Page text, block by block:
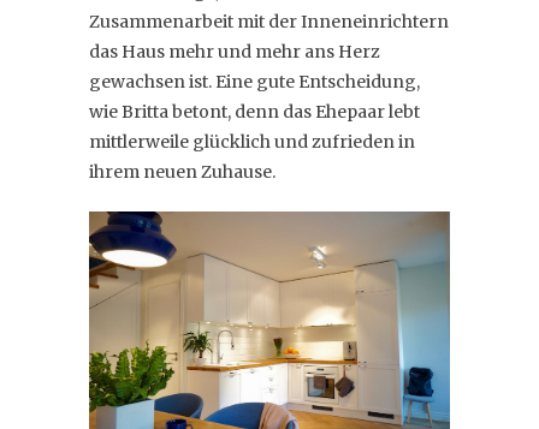
Zusammenarbeit mit der Inneneinrichtern
das Haus mehr und mehr ans Herz
gewachsen ist. Eine gute Entscheidung,
wie Britta betont, denn das Ehepaar lebt
mittlerweile glücklich und zufrieden in
ihrem neuen Zuhause.